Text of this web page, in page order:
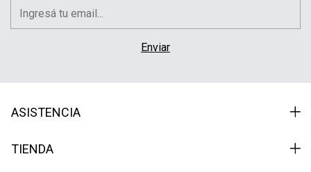
ASISTENCIA
TIENDA